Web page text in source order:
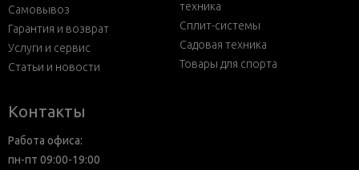
Самовывоз
Гарантия и возврат
Услуги и сервис
Статьи и новости
техника
Сплит-системы
Садовая техника
Товары для спорта
Контакты
Работа офиса:
пн-пт 09:00-19:00